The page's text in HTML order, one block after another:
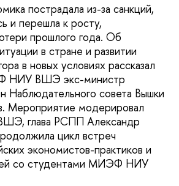
пострадала из-за санкций,
и перешла к росту,
прошлого года. Об
в стране и развитии
в новых условиях рассказал
НИУ ВШЭ экс-министр
Наблюдательного совета Вышки
Мероприятие модерировал
глава РСПП Александр
цикл встреч
экономистов-практиков и
со студентами МИЭФ НИУ